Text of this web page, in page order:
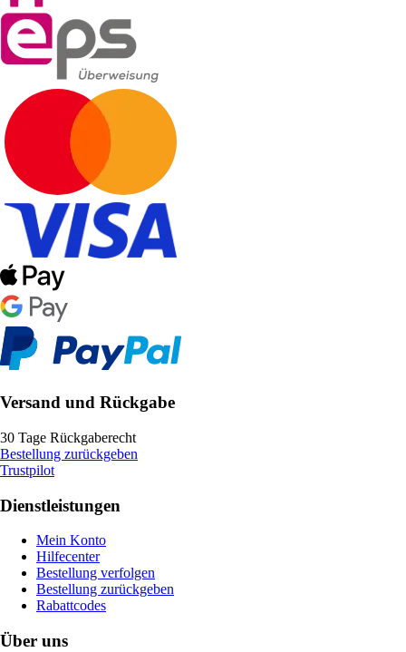
Versand und Rückgabe
30 Tage Rückgaberecht
Bestellung zurückgeben
Trustpilot
Dienstleistungen
Mein Konto
Hilfecenter
Bestellung verfolgen
Bestellung zurückgeben
Rabattcodes
Über uns